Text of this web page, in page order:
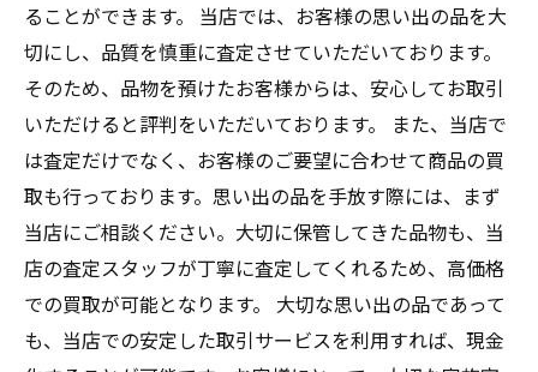
ることができます。 当店では、お客様の思い出の品を大
切にし、品質を慎重に査定させていただいております。
そのため、品物を預けたお客様からは、安心してお取引
いただけると評判をいただいております。 また、当店で
は査定だけでなく、お客様のご要望に合わせて商品の買
取も行っております。思い出の品を手放す際には、まず
当店にご相談ください。大切に保管してきた品物も、当
店の査定スタッフが丁寧に査定してくれるため、高価格
での買取が可能となります。 大切な思い出の品であって
も、当店での安定した取引サービスを利用すれば、現金